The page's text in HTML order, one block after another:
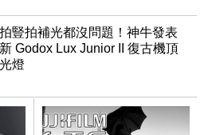
豎拍補光都沒問題！神牛發表
Godox Lux Junior II 復古機頂
燈